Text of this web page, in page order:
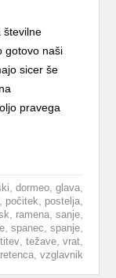
številne
gotovo naši
sicer še
pravega
dormeo, glava,
počitek postelja,
ramena, sanje,
, spanec spanje,
, težave, vrat,
, vzglavnik